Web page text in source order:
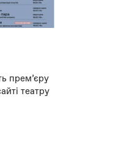
премʼєру
театру